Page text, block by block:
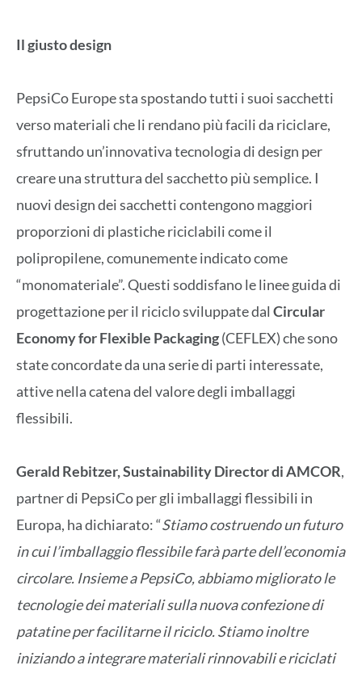
Il giusto design
PepsiCo Europe sta spostando tutti i suoi sacchetti
verso materiali che li rendano più facili da riciclare,
sfruttando un’innovativa tecnologia di design per
creare una struttura del sacchetto più semplice. I
nuovi design dei sacchetti contengono maggiori
proporzioni di plastiche riciclabili come il
polipropilene, comunemente indicato come
“monomateriale”. Questi soddisfano le linee guida di
progettazione per il riciclo sviluppate dal Circular
Economy for Flexible Packaging(CEFLEX) che sono
state concordate da una serie di parti interessate,
attive nella catena del valore degli imballaggi
flessibili.
Gerald Rebitzer, Sustainability Director di AMCOR,
partner di PepsiCo per gli imballaggi flessibili in
Europa, ha dichiarato: “Stiamo costruendo un futuro
in cui l’imballaggio flessibile farà parte dell’economia
circolare. Insieme a PepsiCo, abbiamo migliorato le
tecnologie dei materiali sulla nuova confezione di
patatine per facilitarne il riciclo. Stiamo inoltre
iniziando a integrare materiali rinnovabili e riciclati